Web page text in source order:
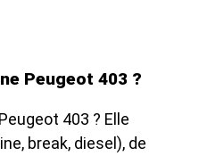
Peugeot 403 ?
403 ? Elle
break, diesel), de